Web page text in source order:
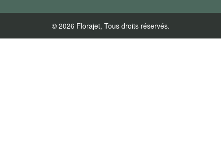
© 2026 Florajet, Tous droits réservés.